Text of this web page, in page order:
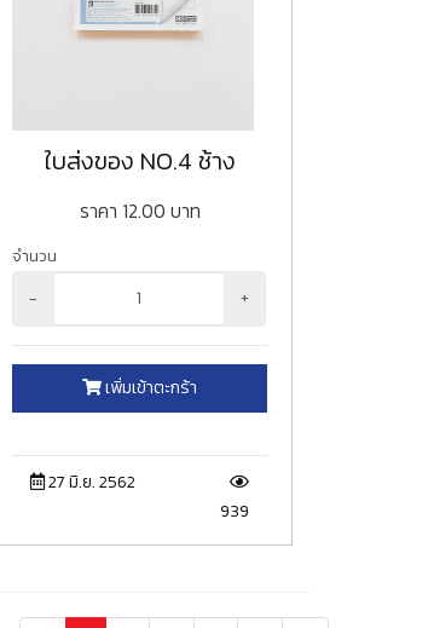
ใบส่งของ NO.4 ช้าง
ราคา 12.00 บาท
จำนวน
- +
เพิ่มเข้าตะกร้า
27 มิ.ย. 2562
939